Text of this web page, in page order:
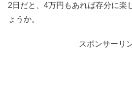
2日だと、4万円もあれば存分に楽
ょうか。
スポンサーリ